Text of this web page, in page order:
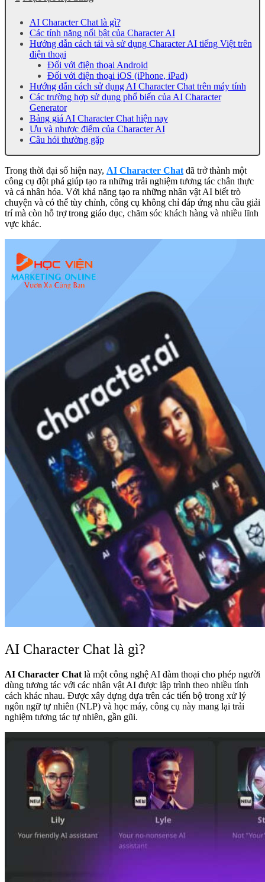
AI Character Chat là gì?
Các tính năng nổi bật của Character AI
Hướng dẫn cách tải và sử dụng Character AI tiếng Việt trên
điện thoại
Đối với điện thoại Android
Đối với điện thoại iOS (iPhone, iPad)
Hướng dẫn cách sử dụng AI Character Chat trên máy tính
Các trường hợp sử dụng phổ biến của AI Character
Generator
Bảng giá AI Character Chat hiện nay
Ưu và nhược điểm của Character AI
Câu hỏi thường gặp
Trong thời đại số hiện nay, AI Character Chat đã trở thành một
công cụ đột phá giúp tạo ra những trải nghiệm tương tác chân thực
và cá nhân hóa. Với khả năng tạo ra những nhân vật AI biết trò
chuyện và có thể tùy chỉnh, công cụ không chỉ đáp ứng nhu cầu giải
trí mà còn hỗ trợ trong giáo dục, chăm sóc khách hàng và nhiều lĩnh
vực khác.
AI Character Chat là gì?
AI Character Chat là một công nghệ AI đàm thoại cho phép người
dùng tương tác với các nhân vật AI được lập trình theo nhiều tính
cách khác nhau. Được xây dựng dựa trên các tiến bộ trong xử lý
ngôn ngữ tự nhiên (NLP) và học máy, công cụ này mang lại trải
nghiệm tương tác tự nhiên, gần gũi.